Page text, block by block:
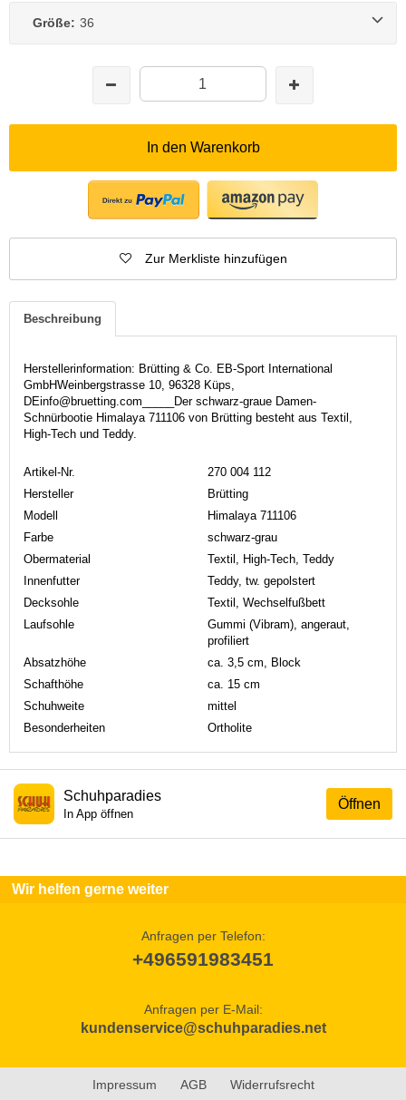
Größe: 36
In den Warenkorb
Zur Merkliste hinzufügen
Beschreibung
Herstellerinformation: Brütting & Co. EB-Sport International
GmbHWeinbergstrasse 10, 96328 Küps,
DEinfo@bruetting.com_____Der schwarz-graue Damen-
Schnürbootie Himalaya 711106 von Brütting besteht aus Textil,
High-Tech und Teddy.
Artikel-Nr.
270 004 112
Hersteller
Brütting
Modell
Himalaya 711106
Farbe
schwarz-grau
Obermaterial
Textil, High-Tech, Teddy
Innenfutter
Teddy, tw. gepolstert
Decksohle
Textil, Wechselfußbett
Laufsohle
Gummi (Vibram), angeraut,
profiliert
Absatzhöhe
ca. 3,5 cm, Block
Schafthöhe
ca. 15 cm
Schuhweite
mittel
Besonderheiten
Ortholite
Öffnen
Schuhparadies
In App öffnen
Wir helfen gerne weiter
Anfragen per Telefon:
+496591983451
Anfragen per E-Mail:
kundenservice@schuhparadies.net
Impressum AGB Widerrufsrecht